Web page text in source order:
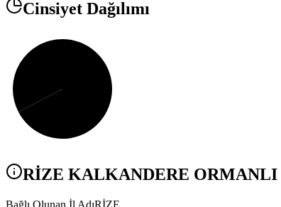
Cinsiyet Dağılımı
RİZE KALKANDERE ORMANLI